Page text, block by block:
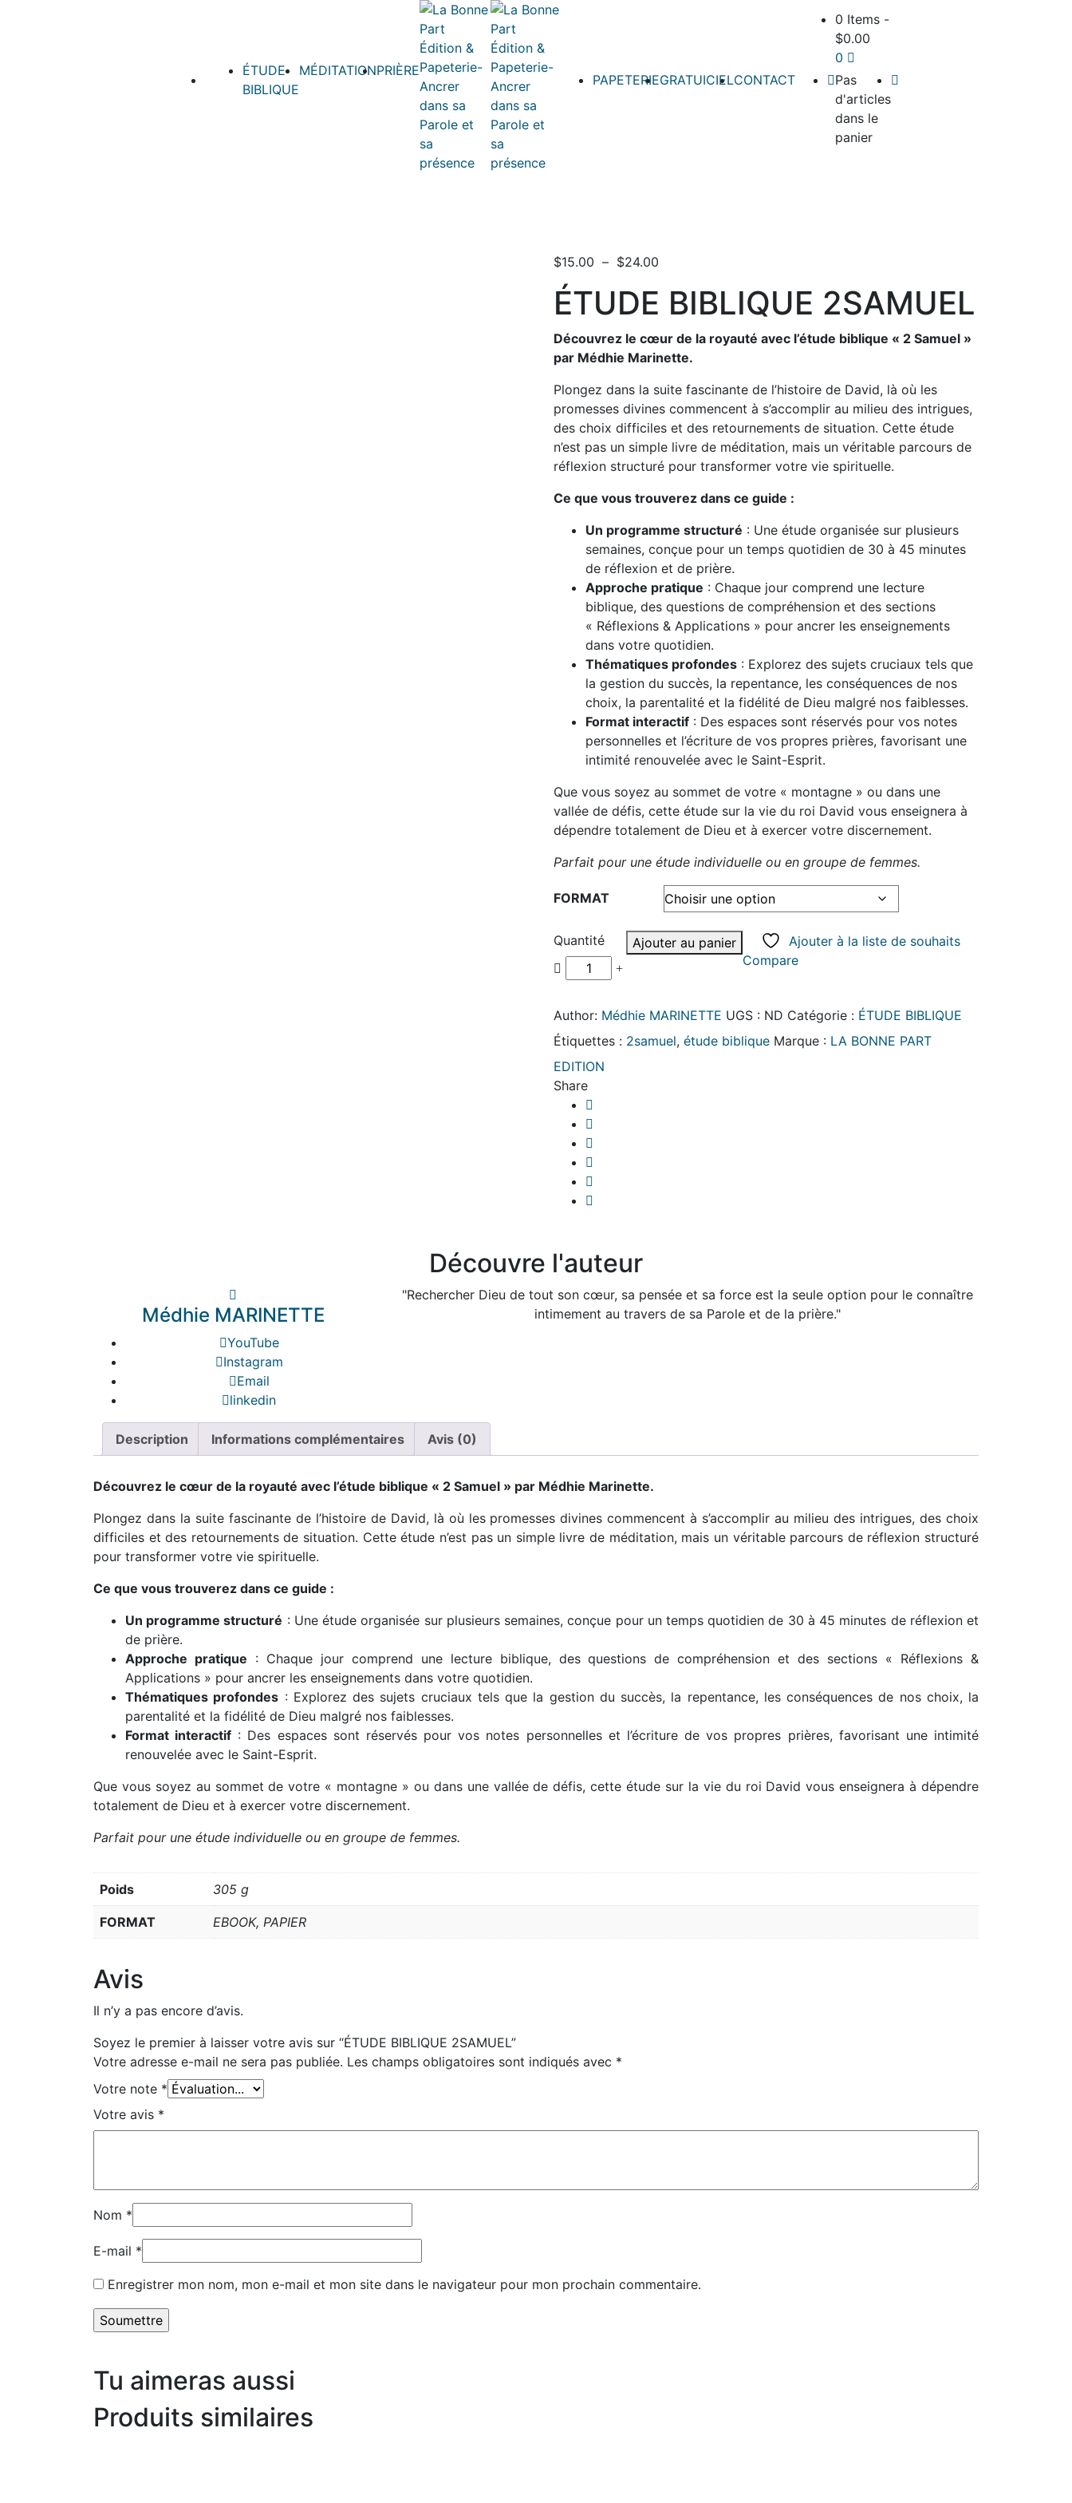
ÉTUDE
BIBLIQUE
MÉDITATIONPRIÈRE
PAPETERIEGRATUICIELCONTACT
0 Items -
$0.00
0
Pas
d'articles
dans le
panier
$15.00 – $24.00
prix :
$15.00
à
$24.00
ÉTUDE BIBLIQUE 2SAMUEL
Découvrez le cœur de la royauté avec l’étude biblique « 2 Samuel »
par Médhie Marinette.
Plongez dans la suite fascinante de l’histoire de David, là où les
promesses divines commencent à s’accomplir au milieu des intrigues,
des choix difficiles et des retournements de situation. Cette étude
n’est pas un simple livre de méditation, mais un véritable parcours de
réflexion structuré pour transformer votre vie spirituelle.
Ce que vous trouverez dans ce guide :
Un programme structuré : Une étude organisée sur plusieurs
semaines, conçue pour un temps quotidien de 30 à 45 minutes
de réflexion et de prière.
Approche pratique : Chaque jour comprend une lecture
biblique, des questions de compréhension et des sections
« Réflexions & Applications » pour ancrer les enseignements
dans votre quotidien.
Thématiques profondes : Explorez des sujets cruciaux tels que
la gestion du succès, la repentance, les conséquences de nos
choix, la parentalité et la fidélité de Dieu malgré nos faiblesses.
Format interactif : Des espaces sont réservés pour vos notes
personnelles et l’écriture de vos propres prières, favorisant une
intimité renouvelée avec le Saint-Esprit.
Que vous soyez au sommet de votre « montagne » ou dans une
vallée de défis, cette étude sur la vie du roi David vous enseignera à
dépendre totalement de Dieu et à exercer votre discernement.
Parfait pour une étude individuelle ou en groupe de femmes.
FORMAT
Quantité Ajouter au panier
Ajouter à la liste de souhaits
Compare
Author: Médhie MARINETTE UGS : ND Catégorie : ÉTUDE BIBLIQUE
Étiquettes : 2samuel,étude biblique Marque : LA BONNE PART
EDITION
Share
Découvre l'auteur
Médhie MARINETTE
YouTube
Instagram
Email
linkedin
"Rechercher Dieu de tout son cœur, sa pensée et sa force est la seule option pour le connaître
intimement au travers de sa Parole et de la prière."
Description Informations complémentaires Avis (0)
Découvrez le cœur de la royauté avec l’étude biblique « 2 Samuel » par Médhie Marinette.
Plongez dans la suite fascinante de l’histoire de David, là où les promesses divines commencent à s’accomplir au milieu des intrigues, des choix
difficiles et des retournements de situation. Cette étude n’est pas un simple livre de méditation, mais un véritable parcours de réflexion structuré
pour transformer votre vie spirituelle.
Ce que vous trouverez dans ce guide :
Un programme structuré : Une étude organisée sur plusieurs semaines, conçue pour un temps quotidien de 30 à 45 minutes de réflexion et
de prière.
Approche pratique : Chaque jour comprend une lecture biblique, des questions de compréhension et des sections « Réflexions &
Applications » pour ancrer les enseignements dans votre quotidien.
Thématiques profondes : Explorez des sujets cruciaux tels que la gestion du succès, la repentance, les conséquences de nos choix, la
parentalité et la fidélité de Dieu malgré nos faiblesses.
Format interactif : Des espaces sont réservés pour vos notes personnelles et l’écriture de vos propres prières, favorisant une intimité
renouvelée avec le Saint-Esprit.
Que vous soyez au sommet de votre « montagne » ou dans une vallée de défis, cette étude sur la vie du roi David vous enseignera à dépendre
totalement de Dieu et à exercer votre discernement.
Parfait pour une étude individuelle ou en groupe de femmes.
Poids 305 g
FORMAT EBOOK, PAPIER
Avis
Il n’y a pas encore d’avis.
Soyez le premier à laisser votre avis sur “ÉTUDE BIBLIQUE 2SAMUEL”
Votre adresse e-mail ne sera pas publiée. Les champs obligatoires sont indiqués avec *
Votre note *
Votre avis *
Nom *
E-mail *
Enregistrer mon nom, mon e-mail et mon site dans le navigateur pour mon prochain commentaire.
Tu aimeras aussi
Produits similaires